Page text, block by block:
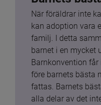
När föräldrar inte
kan adoption vara
familj. I detta
barnet i en mycket
Barnkonvention
före barnets bästa
fattas. Barnets
alla delar av det